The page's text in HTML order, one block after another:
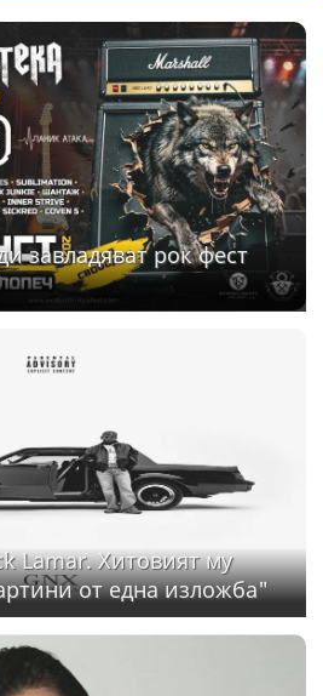
завладяват рок фест
Lamar. Хитовият му
от една изложба"